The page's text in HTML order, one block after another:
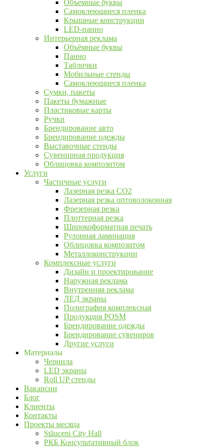
Объемные буквы
Самоклеющиеся пленка
Крышные конструкции
LED-панно
Интерьерная реклама
Объёмные буквы
Панно
Таблички
Мобильные стенды
Самоклеющиеся пленка
Сумки, пакеты
Пакеты бумажные
Пластиковые карты
Ручки
Брендирование авто
Брендирование одежды
Выставочные стенды
Сувенирная продукция
Облицовка композитом
Услуги
Частичные услуги
Лазерная резка CO2
Лазерная резка оптоволоконная
Фрезерная резка
Плоттерная резка
Широкоформатная печать
Рулонная ламинация
Облицовка композитом
Металлоконструкции
Комплексные услуги
Дизайн и проектирование
Наружная реклама
Внутренняя реклама
ЛЕД экраны
Полиграфия комплексная
Продукция POSM
Брендирование одежды
Брендирование сувениров
Другие услуги
Материалы
Чернила
LED экраны
Roll UP стенды
Вакансии
Блог
Клиенты
Контакты
Проекты месяца
Stăuceni City Hall
РКБ Консультативный блок